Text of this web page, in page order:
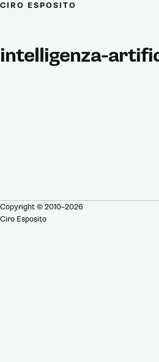
CIRO ESPOSITO
intelligenza-
Copyright © 2010–2026
Ciro Esposito